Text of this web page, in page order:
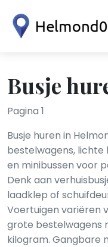
Busje
Pagina 1
Busje huren in
bestelwagens,
en minibussen voor
Denk aan
laadklep of
Voertuigen variëren
grote bestelwagens
kilogram. Gangbare